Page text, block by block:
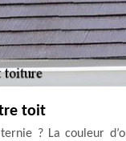
toit
? La couleur